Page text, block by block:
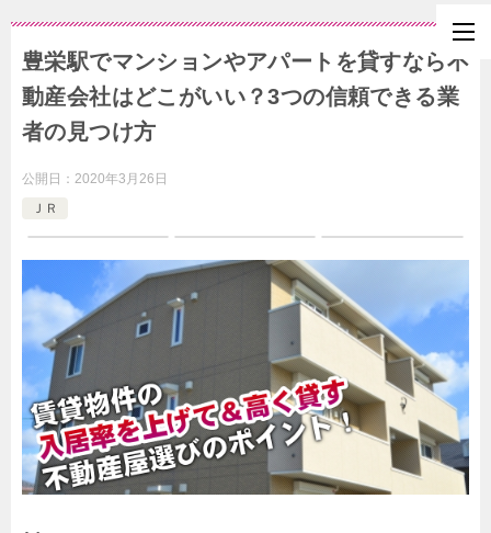
豊栄駅でマンションやアパートを貸すなら不
動産会社はどこがいい？3つの信頼できる業
者の見つけ方
公開日： 2020年3月26日
ＪＲ